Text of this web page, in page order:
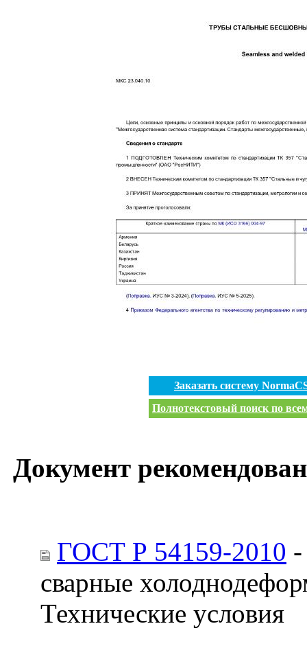
Заказать систему
Полнотекстовый поиск по
Документ
ГОСТ Р 54159-2010
сварные
Технические условия